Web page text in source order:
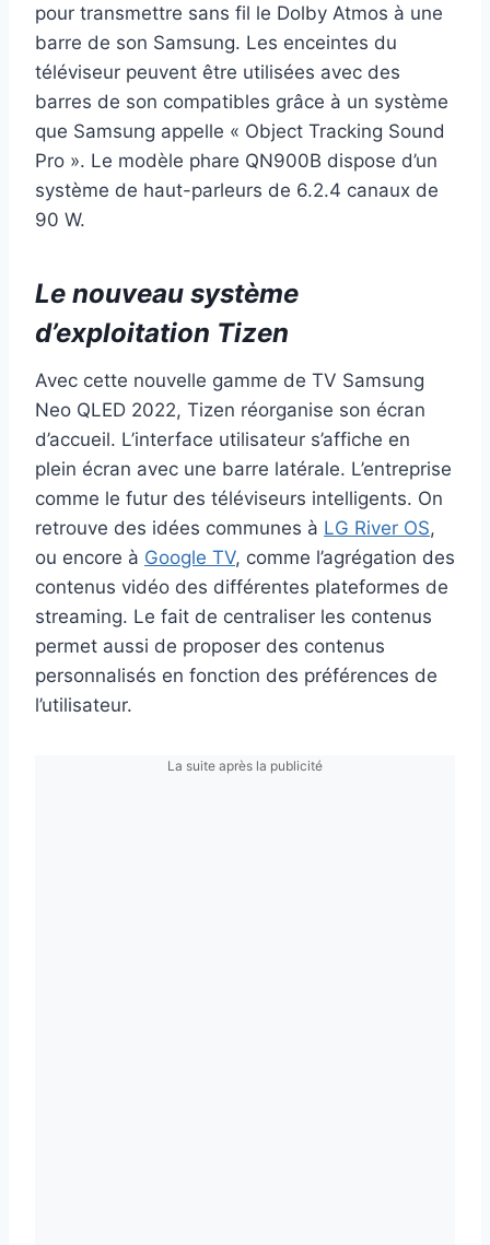
pour transmettre sans fil le Dolby Atmos à une
barre de son Samsung. Les enceintes du
téléviseur peuvent être utilisées avec des
barres de son compatibles grâce à un système
que Samsung appelle « Object Tracking Sound
Pro ». Le modèle phare QN900B dispose d’un
système de haut-parleurs de 6.2.4 canaux de
90 W.
Le nouveau système
d’exploitation Tizen
Avec cette nouvelle gamme de TV Samsung
Neo QLED 2022, Tizen réorganise son écran
d’accueil. L’interface utilisateur s’affiche en
plein écran avec une barre latérale. L’entreprise
comme le futur des téléviseurs intelligents. On
retrouve des idées communes à LG River OS,
ou encore à Google TV, comme l’agrégation des
contenus vidéo des différentes plateformes de
streaming. Le fait de centraliser les contenus
permet aussi de proposer des contenus
personnalisés en fonction des préférences de
l’utilisateur.
La suite après la publicité